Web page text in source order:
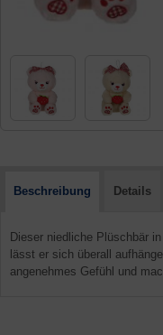
Beschreibung Details
Dieser niedliche Plüschbär
lässt er sich überall
angenehmes Gefühl und